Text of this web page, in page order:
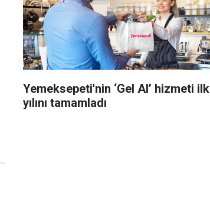
Yemeksepeti'nin ‘Gel Al’ hizmeti ilk
yılını tamamladı